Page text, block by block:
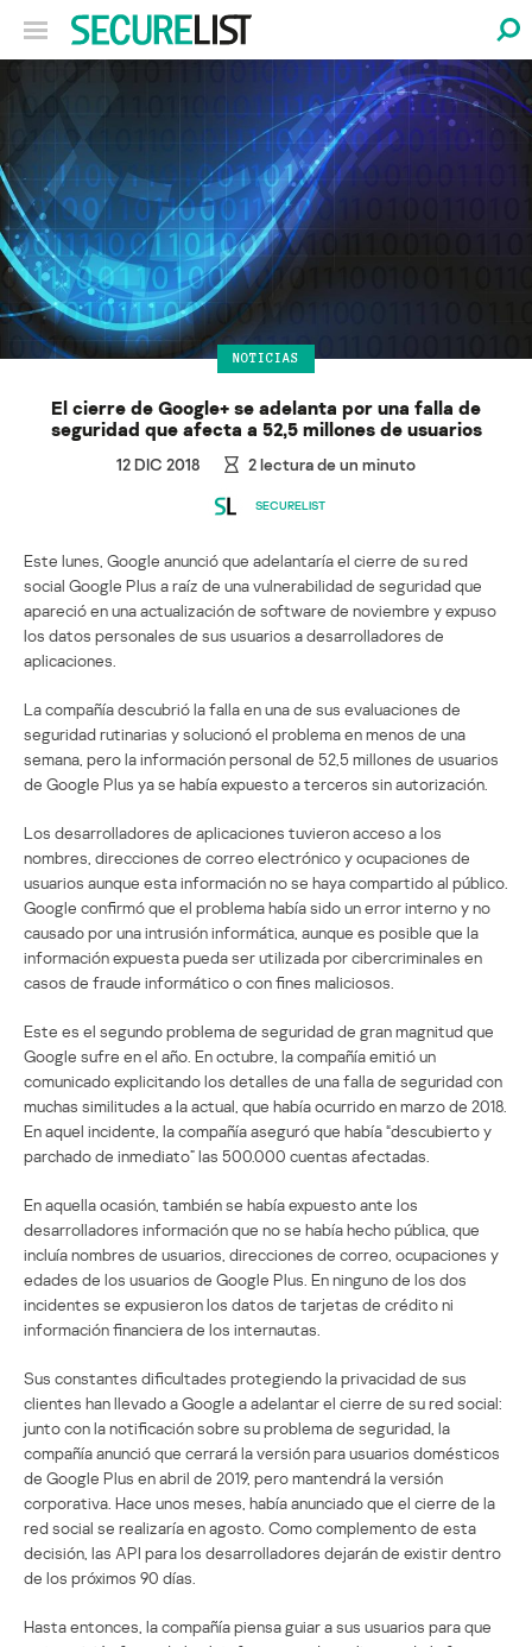
NOTICIAS
El cierre de Google+ se adelanta por una falla de
seguridad que afecta a 52,5 millones de usuarios
12 DIC 2018 2lectura de un minuto
SECURELIST
Este lunes, Google anunció que adelantaría el cierre de su red
social Google Plus a raíz de una vulnerabilidad de seguridad que
apareció en una actualización de software de noviembre y expuso
los datos personales de sus usuarios a desarrolladores de
aplicaciones.
La compañía descubrió la falla en una de sus evaluaciones de
seguridad rutinarias y solucionó el problema en menos de una
semana, pero la información personal de 52,5 millones de usuarios
de Google Plus ya se había expuesto a terceros sin autorización.
Los desarrolladores de aplicaciones tuvieron acceso a los
nombres, direcciones de correo electrónico y ocupaciones de
usuarios aunque esta información no se haya compartido al público.
Google confirmó que el problema había sido un error interno y no
causado por una intrusión informática, aunque es posible que la
información expuesta pueda ser utilizada por cibercriminales en
casos de fraude informático o con fines maliciosos.
Este es el segundo problema de seguridad de gran magnitud que
Google sufre en el año. En octubre, la compañía emitió un
comunicado explicitando los detalles de una falla de seguridad con
muchas similitudes a la actual, que había ocurrido en marzo de 2018.
En aquel incidente, la compañía aseguró que había “descubierto y
parchado de inmediato” las 500.000 cuentas afectadas.
En aquella ocasión, también se había expuesto ante los
desarrolladores información que no se había hecho pública, que
incluía nombres de usuarios, direcciones de correo, ocupaciones y
edades de los usuarios de Google Plus. En ninguno de los dos
incidentes se expusieron los datos de tarjetas de crédito ni
información financiera de los internautas.
Sus constantes dificultades protegiendo la privacidad de sus
clientes han llevado a Google a adelantar el cierre de su red social:
junto con la notificación sobre su problema de seguridad, la
compañía anunció que cerrará la versión para usuarios domésticos
de Google Plus en abril de 2019, pero mantendrá la versión
corporativa. Hace unos meses, había anunciado que el cierre de la
red social se realizaría en agosto. Como complemento de esta
decisión, las API para los desarrolladores dejarán de existir dentro
de los próximos 90 días.
Hasta entonces, la compañía piensa guiar a sus usuarios para que